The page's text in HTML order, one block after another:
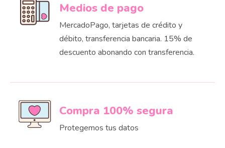
Medios de pago
MercadoPago, tarjetas de crédito y
débito, transferencia bancaria. 15% de
descuento abonando con transferencia.
Compra 100% segura
Protegemos tus datos